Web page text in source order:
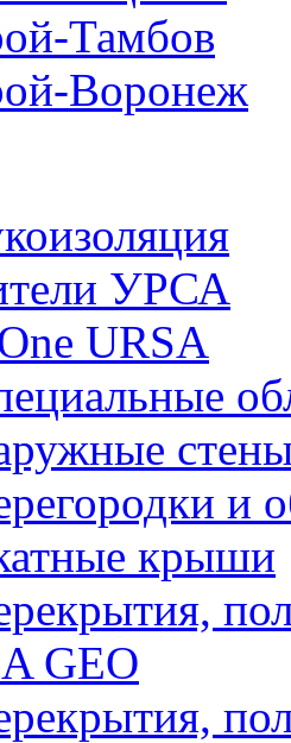
Тамбов
Воронеж
УРСА
URSA
и
крыши
GEO